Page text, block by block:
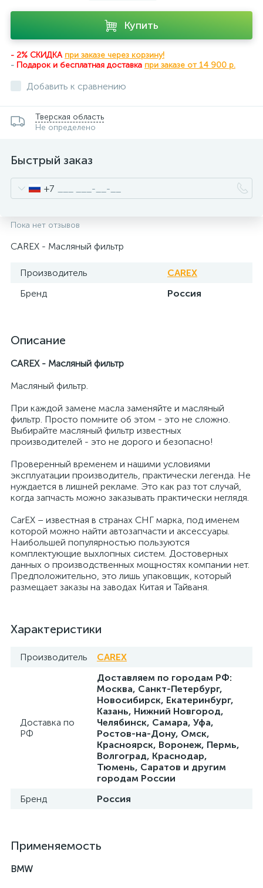
Купить
- 2% СКИДКА при заказе через корзину!
- Подарок и бесплатная доставка при заказе от 14 900 р.
Добавить к сравнению
Тверская область
Не определено
Быстрый заказ
+7
Пока нет отзывов
CAREX - Масляный фильтр
Производитель
CAREX
Бренд
Россия
Описание
CAREX - Масляный фильтр
Масляный фильтр.
При каждой замене масла заменяйте и масляный
фильтр. Просто помните об этом - это не сложно.
Выбирайте масляный фильтр известных
производителей - это не дорого и безопасно!
Проверенный временем и нашими условиями
эксплуатации производитель, практически легенда. Не
нуждается в лишней рекламе. Это как раз тот случай,
когда запчасть можно заказывать практически неглядя.
CarEX – известная в странах СНГ марка, под именем
которой можно найти автозапчасти и аксессуары.
Наибольшей популярностью пользуются
комплектующие выхлопных систем. Достоверных
данных о производственных мощностях компании нет.
Предположительно, это лишь упаковщик, который
размещает заказы на заводах Китая и Тайваня.
Характеристики
Производитель CAREX
Доставка по
РФ
Доставляем по городам РФ:
Москва, Санкт-Петербург,
Новосибирск, Екатеринбург,
Казань, Нижний Новгород,
Челябинск, Самара, Уфа,
Ростов-на-Дону, Омск,
Красноярск, Воронеж, Пермь,
Волгоград, Краснодар,
Тюмень, Саратов и другим
городам России
Бренд
Россия
Применяемость
BMW